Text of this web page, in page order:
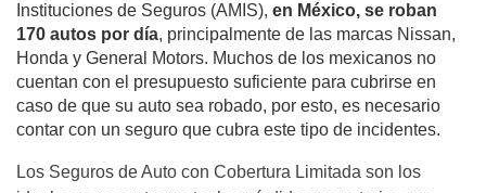
Instituciones de Seguros (AMIS), en México, se roban
170 autos por día, principalmente de las marcas Nissan,
Honda y General Motors. Muchos de los mexicanos no
cuentan con el presupuesto suficiente para cubrirse en
caso de que su auto sea robado, por esto, es necesario
contar con un seguro que cubra este tipo de incidentes.
Los Seguros de Auto con Cobertura Limitada son los